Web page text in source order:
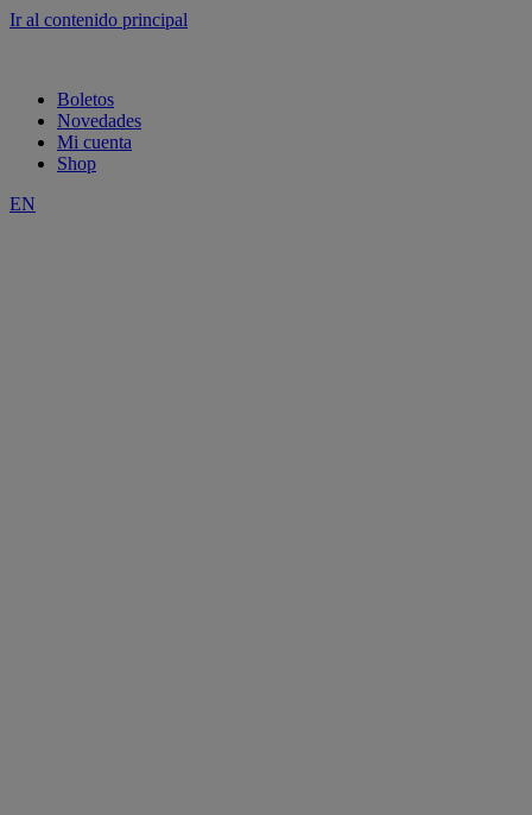
Ir al contenido principal
Boletos
Novedades
Mi cuenta
Shop
EN